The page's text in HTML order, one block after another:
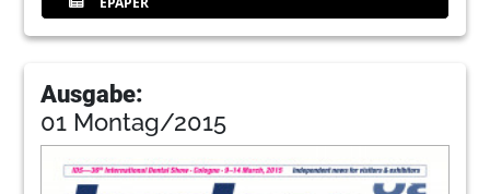
Ausgabe:
01 Montag/2015